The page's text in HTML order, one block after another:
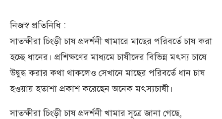
নিজস্ব প্রতিনিধি :
সাতক্ষীরা চিংড়ী চাষ প্রদর্শনী খামারে মাছের পরিবর্তে চাষ করা
হচ্ছে ধানের। প্রশিক্ষণের মাধ্যমে চাষীদের বিভিন্ন মৎস্য চাষে
উদ্বুদ্ধ করার কথা থাকলেও সেখানে মাছের পরিবর্তে ধান চাষ
হওয়ায় হতাশা প্রকাশ করেছেন অনেক মৎস্যচাষী।
সাতক্ষীরা চিংড়ী চাষ প্রদর্শনী খামার সূত্রে জানা গেছে,